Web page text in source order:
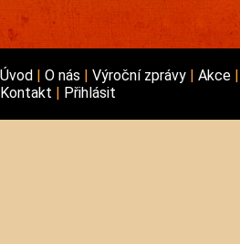
Úvod O nás Výroční zprávy Akce
Kontakt
Přihlásit